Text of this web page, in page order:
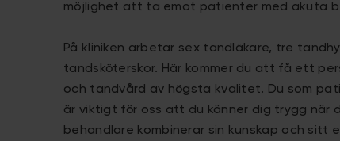
möjlighet att ta emot patienter med akuta
På kliniken arbetar sex tandläkare, tre
tandsköterskor. Här kommer du att få ett
och tandvård av högsta kvalitet. Du som
är viktigt för oss att du känner dig trygg när
behandlare kombinerar sin kunskap och sitt